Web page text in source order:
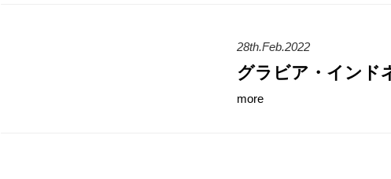
28th.Feb.2022
グラビア・インド
more